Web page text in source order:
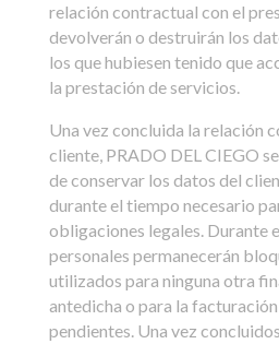
relación contractual con el
devolverán o destruirán los
los que hubiesen tenido que
la prestación de servicios.
Una vez concluida la relación
cliente, PRADO DEL CIEGO
de conservar los datos del
durante el tiempo necesario
obligaciones legales. Durante
personales permanecerán
utilizados para ninguna otra
antedicha o para la
pendientes. Una vez